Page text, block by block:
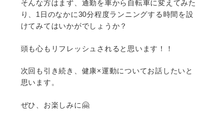
そんな方はまず、通勤を車から自転車に変えてみた
り、1日のなかに30分程度ランニングする時間を設
けてみてはいかがでしょうか？
頭も心もリフレッシュされると思います！！
次回も引き続き、健康×運動についてお話したいと
思います。
ぜひ、お楽しみに🤗